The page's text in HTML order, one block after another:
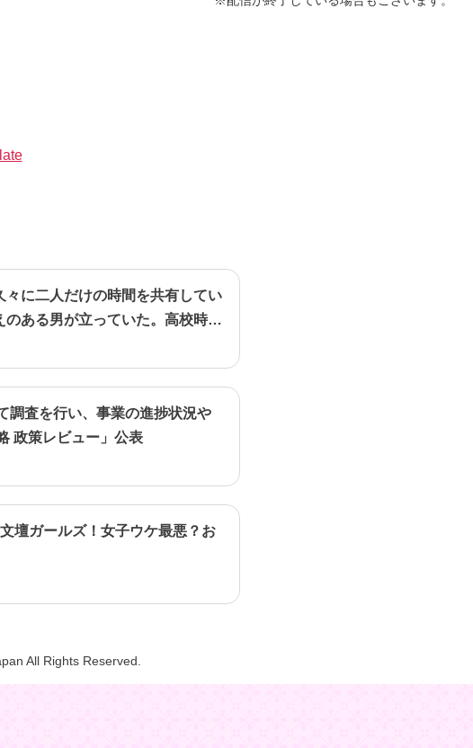
々に二人だけの時間を共有してい
ある男が立っていた。高校時代
調査を行い、事業の進捗状況や
政策レビュー」公表
壇ガールズ！女子ウケ最悪？お
All Rights Reserved.